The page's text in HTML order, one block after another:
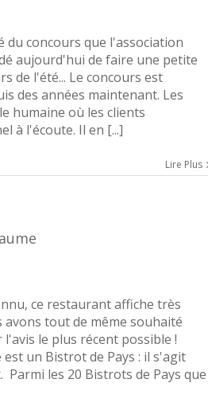
du concours que l'association
aujourd'hui de faire une petite
de l'été... Le concours est
des années maintenant. Les
humaine où les clients
à l'écoute. Il en [...]
Lire Plus
ce restaurant affiche très
tout de même souhaité
le plus récent possible !
un Bistrot de Pays : il s'agit
les 20 Bistrots de Pays que